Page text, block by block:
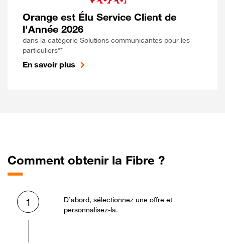
Orange est Élu Service Client de
l'Année 2026
dans la catégorie Solutions communicantes pour les
particuliers**
En savoir plus
Comment obtenir la Fibre ?
1
D’abord, sélectionnez une offre et
personnalisez-la.